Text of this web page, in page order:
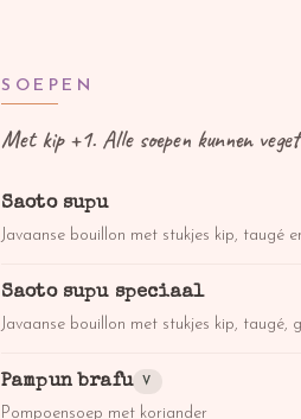
SOEPEN
Met kip +1. Alle soepen kunnen
Saoto supu
Javaanse bouillon met stukjes kip, taugé
Saoto supu speciaal
Javaanse bouillon met stukjes kip, taugé,
Pampun brafu V
Pompoensoep met koriander